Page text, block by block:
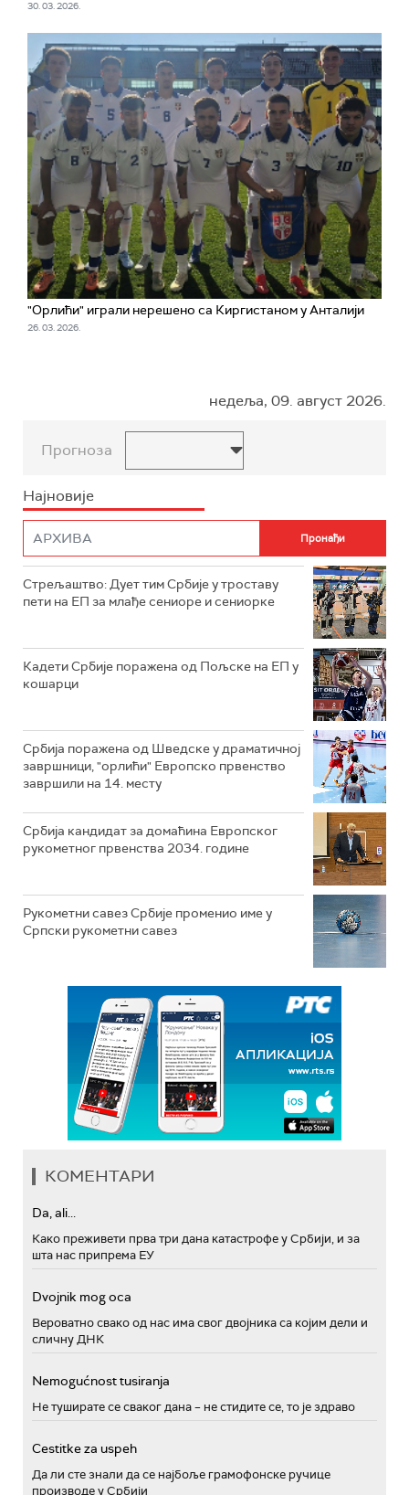
30. 03. 2026.
"Орлићи" играли нерешено са Киргистаном у Анталији
26. 03. 2026.
недеља, 09. август 2026.
Прогноза
Најновије
Стрељаштво: Дует тим Србије у троставу
пети на ЕП за млађе сениоре и сениорке
Кадети Србије поражена од Пољске на ЕП у
кошарци
Србија поражена од Шведске у драматичној
завршници, "орлићи" Европско првенство
завршили на 14. месту
Србија кандидат за домаћина Европског
рукометног првенства 2034. године
Рукометни савез Србије променио име у
Српски рукометни савез
КОМЕНТАРИ
Da, ali...
Како преживети прва три дана катастрофе у Србији, и за
шта нас припрема ЕУ
Dvojnik mog oca
Вероватно свако од нас има свог двојника са којим дели и
сличну ДНК
Nemogućnost tusiranja
Не туширате се сваког дана – не стидите се, то је здраво
Cestitke za uspeh
Да ли сте знали да се најбоље грамофонске ручице
производе у Србији